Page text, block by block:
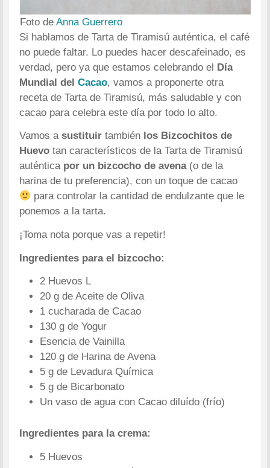
Foto de Anna Guerrero
Si hablamos de Tarta de Tiramisú auténtica, el café
no puede faltar. Lo puedes hacer descafeinado, es
verdad, pero ya que estamos celebrando el Día
Mundial delCacao, vamos a proponerte otra
receta de Tarta de Tiramisú, más saludable y con
cacao para celebra este día por todo lo alto.
Vamos asustituirtambién los Bizcochitos de
Huevo tan característicos de la Tarta de Tiramisú
auténtica por un bizcocho de avena(o de la
harina de tu preferencia), con un toque de cacao
para controlar la cantidad de endulzante que le
ponemos a la tarta.
¡Toma nota porque vas a repetir!
Ingredientes para el bizcocho:
2 Huevos L
20 g de Aceite de Oliva
1 cucharada de Cacao
130 g de Yogur
Esencia de Vainilla
120 g de Harina de Avena
5 g de Levadura Química
5 g de Bicarbonato
Un vaso de agua con Cacao diluído (frío)
Ingredientes para la crema:
5 Huevos